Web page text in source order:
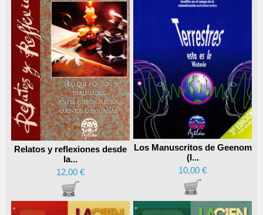
Relatos y reflexiones desde
la...
12,00 €
Los Manuscritos de Geenom
(I...
10,00 €